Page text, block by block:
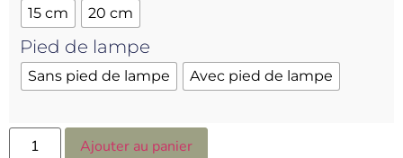
15 cm 20 cm
Pied de lampe
Sans pied de lampe Avec pied de lampe
Ajouter au panier